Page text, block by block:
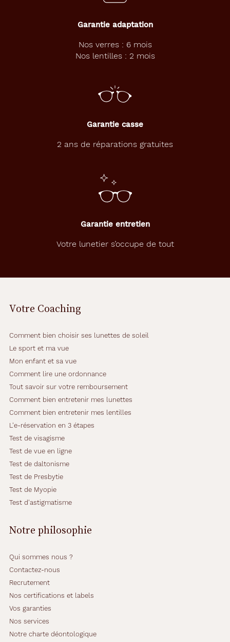
Garantie adaptation
Nos verres : 6 mois
Nos lentilles : 2 mois
Garantie casse
2 ans de réparations gratuites
Garantie entretien
Votre lunetier s’occupe de tout
Votre Coaching
Comment bien choisir ses lunettes de soleil
Le sport et ma vue
Mon enfant et sa vue
Comment lire une ordonnance
Tout savoir sur votre remboursement
Comment bien entretenir mes lunettes
Comment bien entretenir mes lentilles
L'e-réservation en 3 étapes
Test de visagisme
Test de vue en ligne
Test de daltonisme
Test de Presbytie
Test de Myopie
Test d'astigmatisme
Notre philosophie
Qui sommes nous ?
Contactez-nous
Recrutement
Nos certifications et labels
Vos garanties
Nos services
Notre charte déontologique